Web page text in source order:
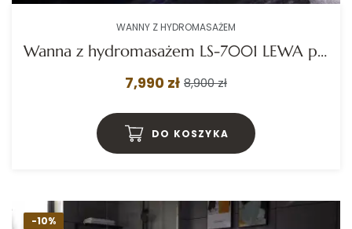
WANNY Z HYDROMASAŻEM
Wanna z hydromasażem LS-7001 LEWA prostokątna 170cmx120cmx56cm 2 osobowa chromoterapia z podgrzewaczem
7,990 zł 8,900 zł
DO KOSZYKA
-10%